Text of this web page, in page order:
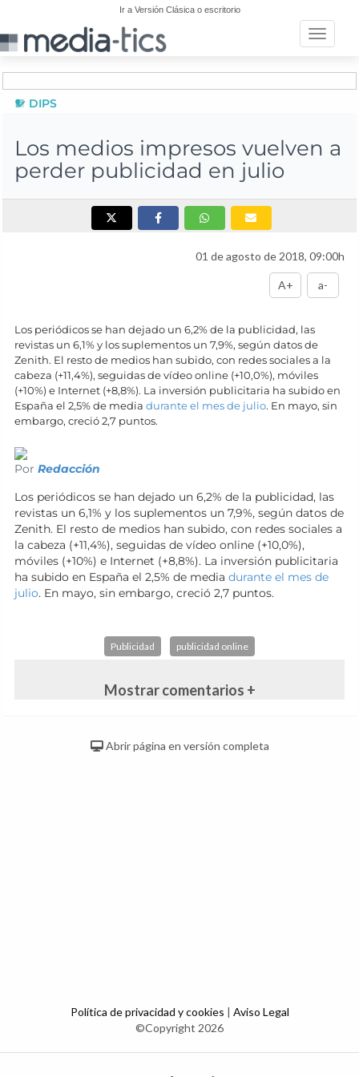
Ir a Versión Clásica o escritorio
Toggle
DIPS
Los medios impresos vuelven a
perder publicidad en julio
01 de agosto de 2018, 09:00h
A+ a-
Los periódicos se han dejado un 6,2% de la publicidad, las
revistas un 6,1% y los suplementos un 7,9%, según datos de
Zenith. El resto de medios han subido, con redes sociales a la
cabeza (+11,4%), seguidas de vídeo online (+10,0%), móviles
(+10%) e Internet (+8,8%). La inversión publicitaria ha subido en
España el 2,5% de media durante el mes de julio. En mayo, sin
embargo, creció 2,7 puntos.
Por Redacción
Los periódicos se han dejado un 6,2% de la publicidad, las
revistas un 6,1% y los suplementos un 7,9%, según datos de
Zenith. El resto de medios han subido, con redes sociales a
la cabeza (+11,4%), seguidas de vídeo online (+10,0%),
móviles (+10%) e Internet (+8,8%). La inversión publicitaria
ha subido en España el 2,5% de media durante el mes de
julio. En mayo, sin embargo, creció 2,7 puntos.
Publicidad publicidad online
Mostrar comentarios +
Abrir página en versión completa
Política de privacidad y cookies | Aviso Legal
©Copyright 2026